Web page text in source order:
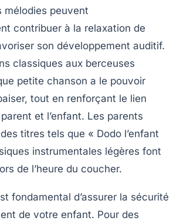
mélodies peuvent
contribuer à la relaxation de
son développement auditif.
classiques aux berceuses
petite chanson a le pouvoir
tout en renforçant le lien
et l’enfant. Les parents
titres tels que « Dodo l’enfant
instrumentales légères font
de l’heure du coucher.
fondamental d’assurer la sécurité
de votre enfant. Pour des